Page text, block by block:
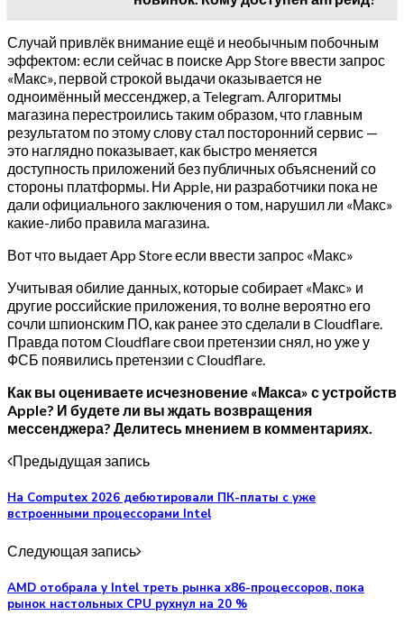
Случай привлёк внимание ещё и необычным побочным
эффектом: если сейчас в поиске App Store ввести запрос
«Макс», первой строкой выдачи оказывается не
одноимённый мессенджер, а Telegram. Алгоритмы
магазина перестроились таким образом, что главным
результатом по этому слову стал посторонний сервис —
это наглядно показывает, как быстро меняется
доступность приложений без публичных объяснений со
стороны платформы. Ни Apple, ни разработчики пока не
дали официального заключения о том, нарушил ли «Макс»
какие-либо правила магазина.
Вот что выдает App Store если ввести запрос «Макс»
Учитывая обилие данных, которые собирает «Макс» и
другие российские приложения, то волне вероятно его
сочли шпионским ПО, как ранее это сделали в Cloudflare.
Правда потом Cloudflare свои претензии снял, но уже у
ФСБ появились претензии с Cloudflare.
Как вы оцениваете исчезновение «Макса» с устройств
Apple? И будете ли вы ждать возвращения
мессенджера? Делитесь мнением в комментариях.
Предыдущая запись
На Computex 2026 дебютировали ПК-платы с уже
встроенными процессорами Intel
Следующая запись
AMD отобрала у Intel треть рынка x86-процессоров, пока
рынок настольных CPU рухнул на 20 %